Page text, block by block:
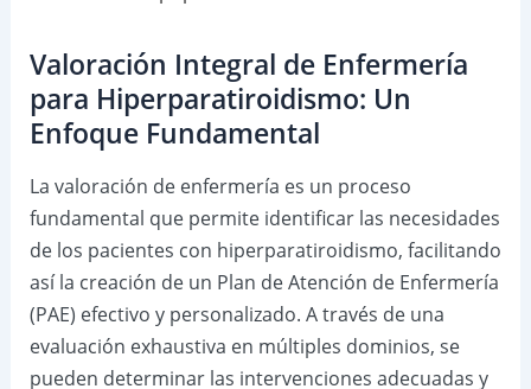
Valoración Integral de Enfermería
para Hiperparatiroidismo: Un
Enfoque Fundamental
La valoración de enfermería es un proceso
fundamental que permite identificar las necesidades
de los pacientes con hiperparatiroidismo, facilitando
así la creación de un Plan de Atención de Enfermería
(PAE) efectivo y personalizado. A través de una
evaluación exhaustiva en múltiples dominios, se
pueden determinar las intervenciones adecuadas y